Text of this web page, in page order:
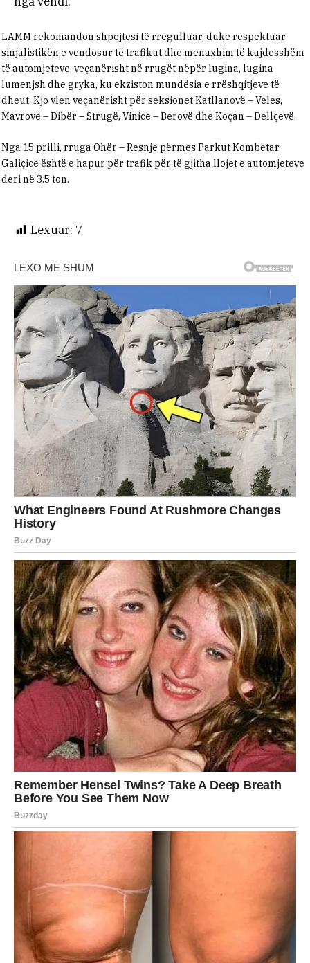
LAMM rekomandon shpejtësi të rregulluar, duke respektuar
sinjalistikën e vendosur të trafikut dhe menaxhim të kujdesshëm
të automjeteve, veçanërisht në rrugët nëpër lugina, lugina
lumenjsh dhe gryka, ku ekziston mundësia e rrëshqitjeve të
dheut. Kjo vlen veçanërisht për seksionet Katllanovë – Veles,
Mavrovë – Dibër – Strugë, Vinicë – Berovë dhe Koçan – Dellçevë.
Nga 15 prilli, rruga Ohër – Resnjë përmes Parkut Kombëtar
Galiçicë është e hapur për trafik për të gjitha llojet e automjeteve
deri në 3.5 ton.
Lexuar: 7